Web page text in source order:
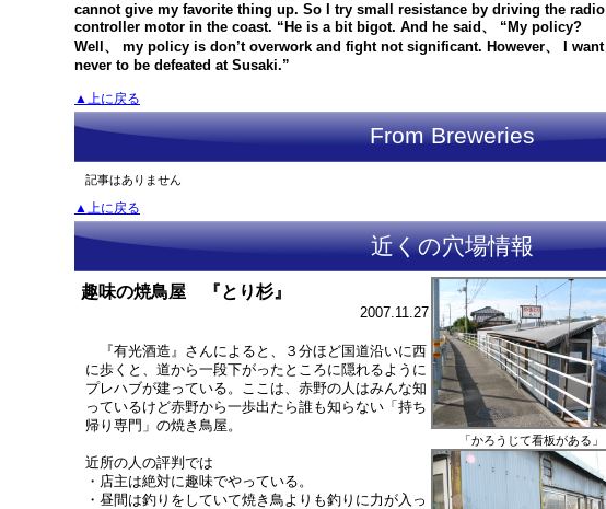
cannot give my favorite thing up. So I try small resistance by driving the radio
controller motor in the coast. “He is a bit bigot. And he said、 “My policy?
Well、 my policy is don’t overwork and fight not significant. However、 I want
never to be defeated at Susaki.”
▲上に戻る
From Breweries
記事はありません
▲上に戻る
近くの穴場情報
趣味の焼鳥屋 『とり杉』
2007.11.27
『有光酒造』さんによると、３分ほど国道沿いに西
に歩くと、道から一段下がったところに隠れるように
プレハブが建っている。ここは、赤野の人はみんな知
っているけど赤野から一歩出たら誰も知らない「持ち
帰り専門」の焼き鳥屋。
近所の人の評判では
・店主は絶対に趣味でやっている。
・昼間は釣りをしていて焼き鳥よりも釣りに力が入っ
「かろうじて看板がある」